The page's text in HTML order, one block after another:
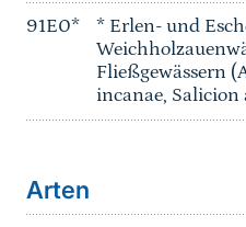
91E0*
* Erlen- und
Fließgewässern
incanae, Salicion
Arten